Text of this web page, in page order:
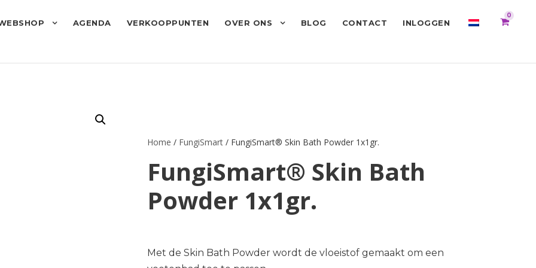
AGENDA VERKOOPPUNTEN OVER ONS BLOG CONTACT INLOGGEN
0
Home / FungiSmart/ FungiSmart® Skin Bath Powder 1x1gr.
FungiSmart® Skin Bath
Powder 1x1gr.
Met de Skin Bath Powder wordt de vloeistof gemaakt om een